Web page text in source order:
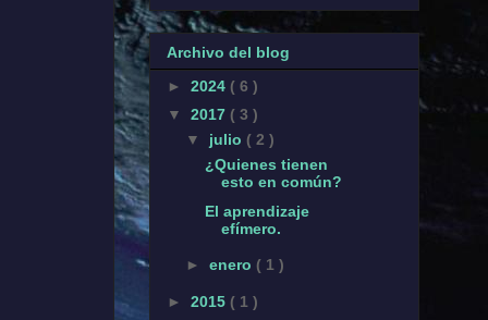
Archivo del blog
► 2024 ( 6 )
▼ 2017 ( 3 )
▼ julio ( 2 )
¿Quienes tienen
esto en común?
El aprendizaje
efímero.
► enero ( 1 )
► 2015 ( 1 )